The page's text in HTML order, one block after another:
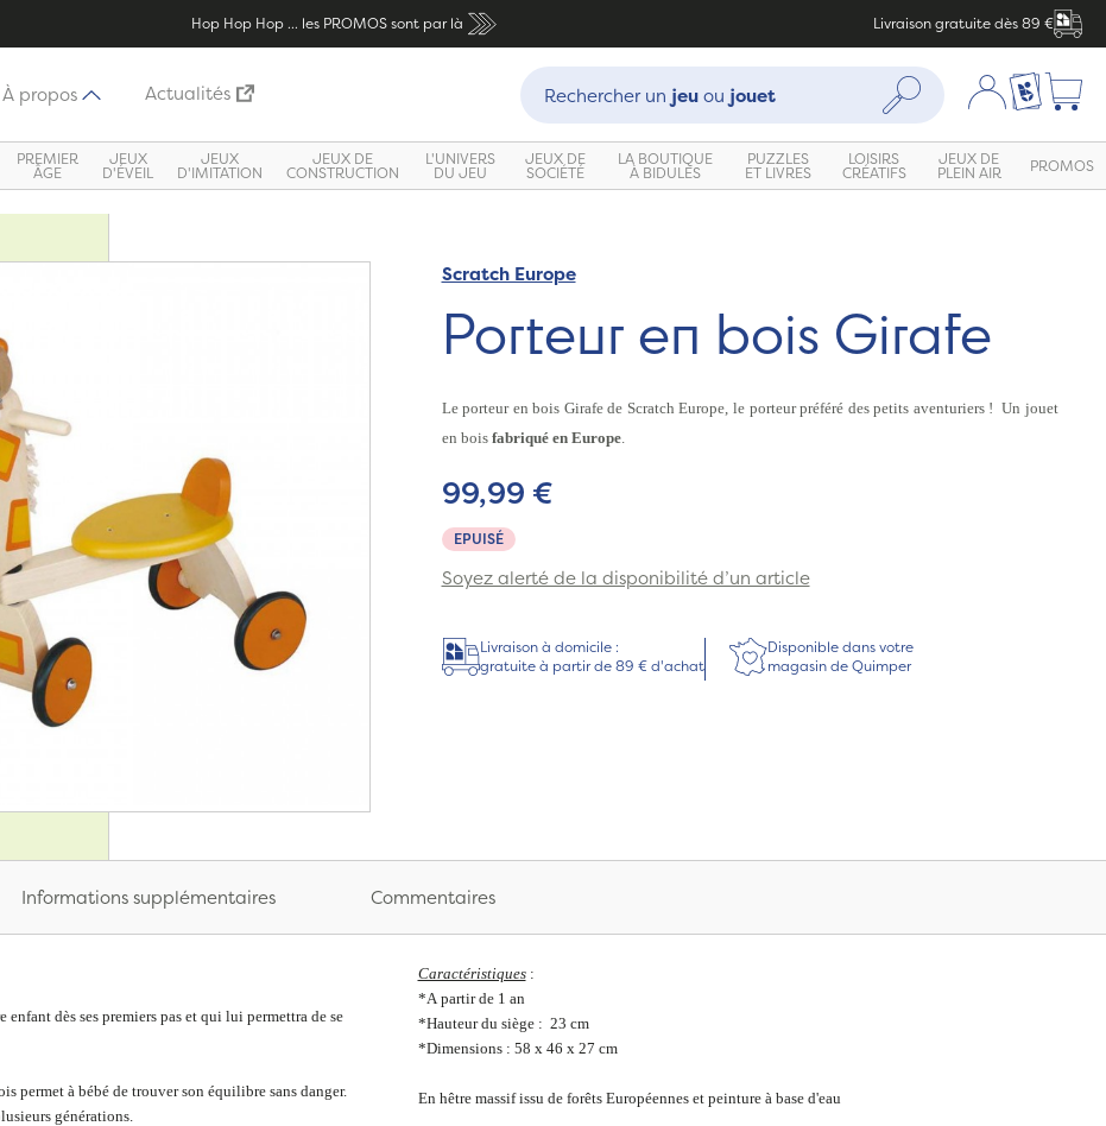
Hop Hop Hop ... les PROMOS sont par là Livraison gratuite dès 89 €
À propos Actualités
Recherche :
Rechercher un jeuou jouet Rechercher Mon compte
Ma liste
PREMIER
ÂGE
JEUX
D'ÉVEIL
JEUX
D'IMITATION
JEUX DE
CONSTRUCTION
L'UNIVERS
DU JEU
JEUX DE
SOCIÉTÉ
LA BOUTIQUE
À BIDULES
PUZZLES
ET LIVRES
LOISIRS
CRÉATIFS
JEUX DE
PLEIN AIR PROMOS
Scratch Europe
Porteur en bois Girafe
Le porteur en bois Girafe de Scratch Europe, le porteur préféré des petits aventuriers ! Un jouet
en bois fabriqué en Europe.
EPUISÉ
99,99 €
Soyez alerté de la disponibilité d’un article
Livraison à domicile :
gratuite à partir de 89 € d'achat
Disponible dans votre
magasin de Quimper
Informations supplémentaires Commentaires
dès ses premiers pas et qui lui permettra de se
permet à bébé de trouver son équilibre sans danger.
générations.
Caractéristiques:
*A partir de 1 an
*Hauteur du siège : 23 cm
*Dimensions : 58 x 46 x 27 cm
En hêtre massif issu de forêts Européennes et peinture à base d'eau